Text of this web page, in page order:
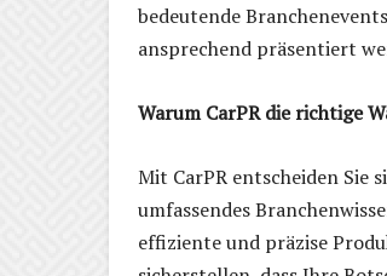
bedeutende
ansprechend präsentiert
Warum CarPR die richtige
Mit CarPR entscheiden Sie
umfassendes
effiziente und präzise